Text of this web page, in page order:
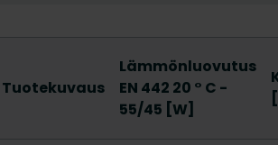
Tuotekuvaus
Lämmönluovutus
EN 442 20 ° C -
55/45 [W]